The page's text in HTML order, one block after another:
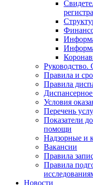
Руководство.
Правила и
Правила
Условия
Перечень
Показатели
помощи
Надзорные и
Вакансии
Правила
Правила
Новости